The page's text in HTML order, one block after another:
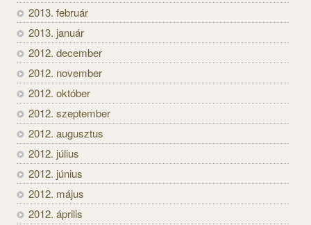
2013. február
2013. január
2012. december
2012. november
2012. október
2012. szeptember
2012. augusztus
2012. július
2012. június
2012. május
2012. április